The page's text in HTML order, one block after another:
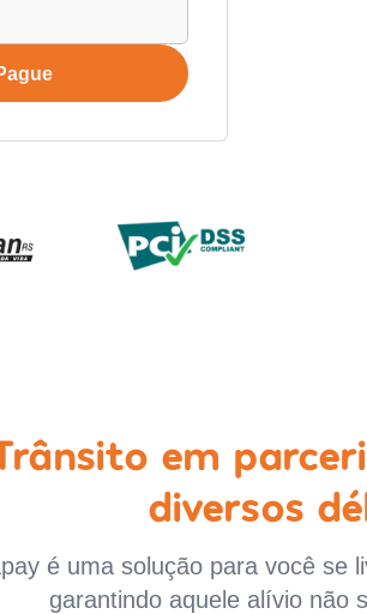
em
diversos
é uma solução para você se
garantindo aquele alívio não